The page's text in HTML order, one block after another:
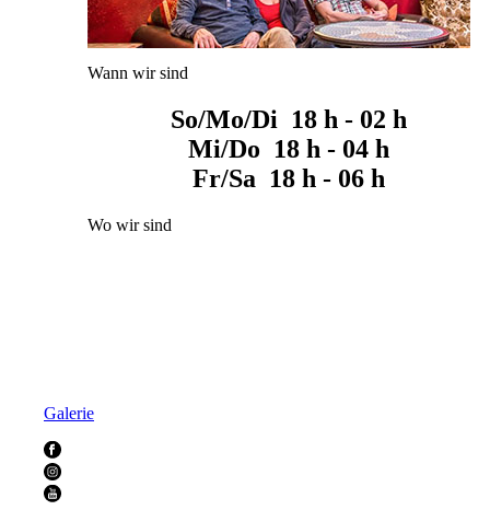
Wann wir sind
So/Mo/Di 18 h - 02 h
Mi/Do 18 h - 04 h
Fr/Sa 18 h - 06 h
Wo wir sind
Galerie